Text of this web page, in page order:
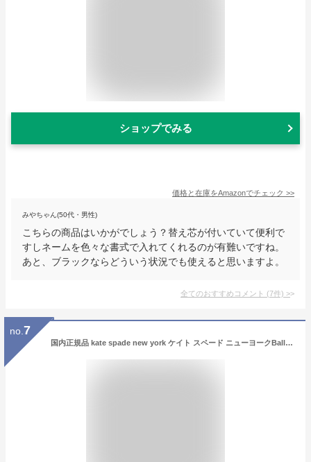
ショップでみる
価格と在庫をAmazonでチェック >>
みやちゃん(50代・男性)
こちらの商品はいかがでしょう？替え芯が付いていて便利で
すしネームを色々な書式で入れてくれるのが有難いですね。
あと、ブラックならどういう状況でも使えると思いますよ。
全てのおすすめコメント (7件) >
no. 7
国内正規品 kate spade new york ケイト スペード ニューヨークBall Point Pen ボールポイントペン ペン ボールペン 箱付き 文房具 おしゃれ ブランド ステーショナリー 文具 ピンク 緑 ドット レディース プレゼント